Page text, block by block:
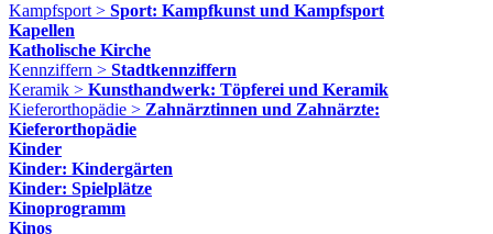
Kampfsport > Sport: Kampfkunst und Kampfsport
Kapellen
Katholische Kirche
Kennziffern > Stadtkennziffern
Keramik > Kunsthandwerk: Töpferei und Keramik
Kieferorthopädie > Zahnärztinnen und Zahnärzte:
Kieferorthopädie
Kinder
Kinder: Kindergärten
Kinder: Spielplätze
Kinoprogramm
Kinos